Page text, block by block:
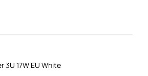
3U 17W EU White